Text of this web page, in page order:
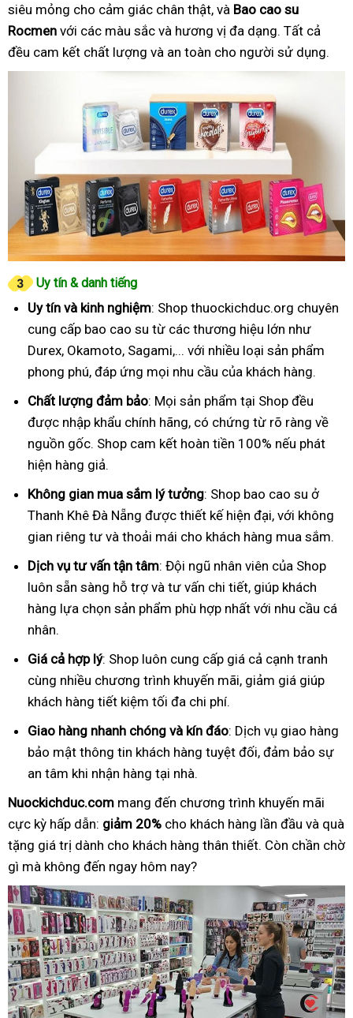
siêu mỏng cho cảm giác chân thật, và Bao cao su
Rocmen với các màu sắc và hương vị đa dạng. Tất cả
đều cam kết chất lượng và an toàn cho người sử dụng.
Uy tín & danh tiếng
Uy tín và kinh nghiệm: Shop thuockichduc.org chuyên
cung cấp bao cao su từ các thương hiệu lớn như
Durex, Okamoto, Sagami,... với nhiều loại sản phẩm
phong phú, đáp ứng mọi nhu cầu của khách hàng.
Chất lượng đảm bảo: Mọi sản phẩm tại Shop đều
được nhập khẩu chính hãng, có chứng từ rõ ràng về
nguồn gốc. Shop cam kết hoàn tiền 100% nếu phát
hiện hàng giả.
Không gian mua sắm lý tưởng: Shop bao cao su ở
Thanh Khê Đà Nẵng được thiết kế hiện đại, với không
gian riêng tư và thoải mái cho khách hàng mua sắm.
Dịch vụ tư vấn tận tâm: Đội ngũ nhân viên của Shop
luôn sẵn sàng hỗ trợ và tư vấn chi tiết, giúp khách
hàng lựa chọn sản phẩm phù hợp nhất với nhu cầu cá
nhân.
Giá cả hợp lý: Shop luôn cung cấp giá cả cạnh tranh
cùng nhiều chương trình khuyến mãi, giảm giá giúp
khách hàng tiết kiệm tối đa chi phí.
Giao hàng nhanh chóng và kín đáo: Dịch vụ giao hàng
bảo mật thông tin khách hàng tuyệt đối, đảm bảo sự
an tâm khi nhận hàng tại nhà.
Nuockichduc.com mang đến chương trình khuyến mãi
cực kỳ hấp dẫn: giảm 20% cho khách hàng lần đầu và quà
tặng giá trị dành cho khách hàng thân thiết. Còn chần chờ
gì mà không đến ngay hôm nay?